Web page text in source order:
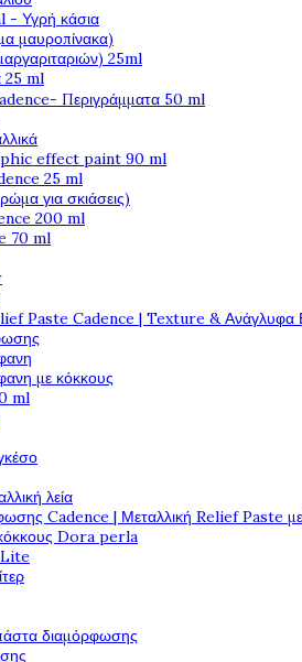
- Υγρή κάσια
μαυροπίνακα)
25ml
25 ml
Περιγράμματα 50 ml
effect paint 90 ml
25 ml
για σκιάσεις)
200 ml
70 ml
Paste Cadence | Texture & Ανάγλυφα
με κόκκους
ml
λεία
Cadence | Μεταλλική Relief Paste
Dora perla
διαμόρφωσης